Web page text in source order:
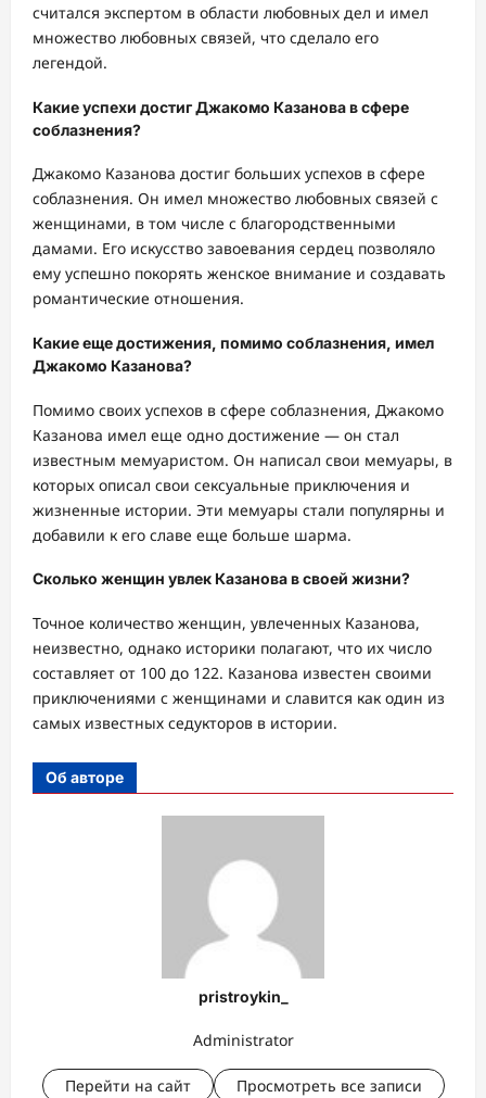
считался экспертом в области любовных дел и имел
множество любовных связей, что сделало его
легендой.
Какие успехи достиг Джакомо Казанова в сфере
соблазнения?
Джакомо Казанова достиг больших успехов в сфере
соблазнения. Он имел множество любовных связей с
женщинами, в том числе с благородственными
дамами. Его искусство завоевания сердец позволяло
ему успешно покорять женское внимание и создавать
романтические отношения.
Какие еще достижения, помимо соблазнения, имел
Джакомо Казанова?
Помимо своих успехов в сфере соблазнения, Джакомо
Казанова имел еще одно достижение — он стал
известным мемуаристом. Он написал свои мемуары, в
которых описал свои сексуальные приключения и
жизненные истории. Эти мемуары стали популярны и
добавили к его славе еще больше шарма.
Сколько женщин увлек Казанова в своей жизни?
Точное количество женщин, увлеченных Казанова,
неизвестно, однако историки полагают, что их число
составляет от 100 до 122. Казанова известен своими
приключениями с женщинами и славится как один из
самых известных седукторов в истории.
Об авторе
pristroykin_
Administrator
Перейти на сайт Просмотреть все записи